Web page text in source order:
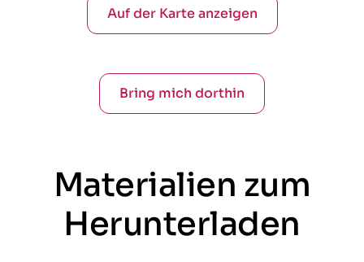
Auf der Karte anzeigen
Bring mich dorthin
Materialien zum
Herunterladen